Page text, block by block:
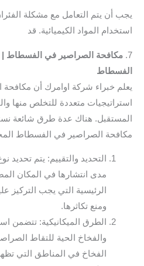
يجب أن يتم التعامل مع مشكلة
استخدام المواد الكيميائية. قد
7. مكافحة الصراصير في الفسطاط
الفسطاط
يعلم خبراء شركة اوامرك أن
استراتيجيات متعددة للتخلص منها
المستقبل. هناك عدة طرق شائعة
مكافحة الصراصير في الفسطاط
التحديد والتقييم: يتم تحديد
مدى انتشارها في المكان
الرئيسية التي يجب التركيز
ومنع تكاثرها.
الطرق الميكانيكية: تتضمن
والفخاخ الحية للتقاط
الفخاخ في المناطق التي